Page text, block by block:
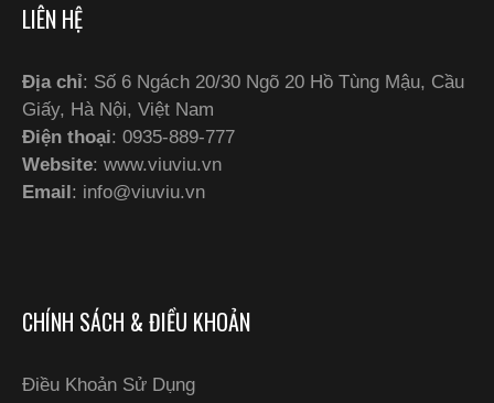
LIÊN HỆ
Địa chỉ: Số 6 Ngách 20/30 Ngõ 20 Hồ Tùng Mậu, Cầu
Giấy, Hà Nội, Việt Nam
Điện thoại: 0935-889-777
Website: www.viuviu.vn
Email: info@viuviu.vn
CHÍNH SÁCH & ĐIỀU KHOẢN
Điều Khoản Sử Dụng